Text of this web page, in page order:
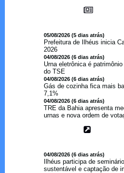
05/08/2026 (5 dias atrás)
Prefeitura de Ilhéus inicia
2026
04/08/2026 (6 dias atrás)
Urna eletrônica é
do TSE
04/08/2026 (6 dias atrás)
Gás de cozinha fica mais
7,1%
04/08/2026 (6 dias atrás)
TRE da Bahia apresenta
urnas e nova ordem de
04/08/2026 (6 dias atrás)
Ilhéus participa de
sustentável e captação de